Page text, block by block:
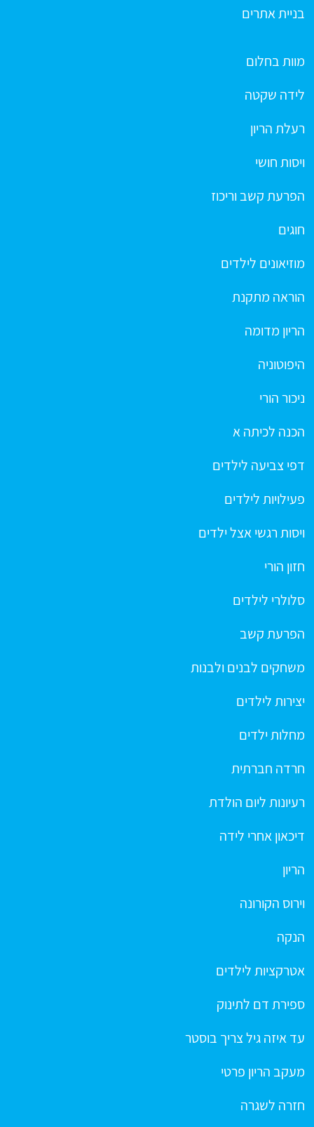
בניית אתרים
מוות בחלום
לידה שקטה
רעלת הריון
ויסות חושי
הפרעת קשב וריכוז
חוגים
מוזיאונים לילדים
הוראה מתקנת
הריון מדומה
היפוטוניה
ניכור הורי
הכנה לכיתה א
דפי צביעה לילדים
פעילויות לילדים
ויסות רגשי אצל ילדים
חזון הורי
סלולרי לילדים
הפרעת קשב
משחקים לבנים ולבנות
יצירות לילדים
מחלות ילדים
חרדה חברתית
רעיונות ליום הולדת
דיכאון אחרי לידה
הריון
וירוס הקורונה
הנקה
אטרקציות לילדים
ספירת דם לתינוק
עד איזה גיל צריך בוסטר
מעקב הריון פרטי
חזרה לשגרה